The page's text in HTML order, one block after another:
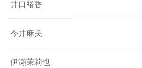
井口裕香
今井麻美
伊瀬茉莉也